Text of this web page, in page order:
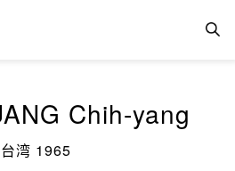
Chih-yang
台湾 1965